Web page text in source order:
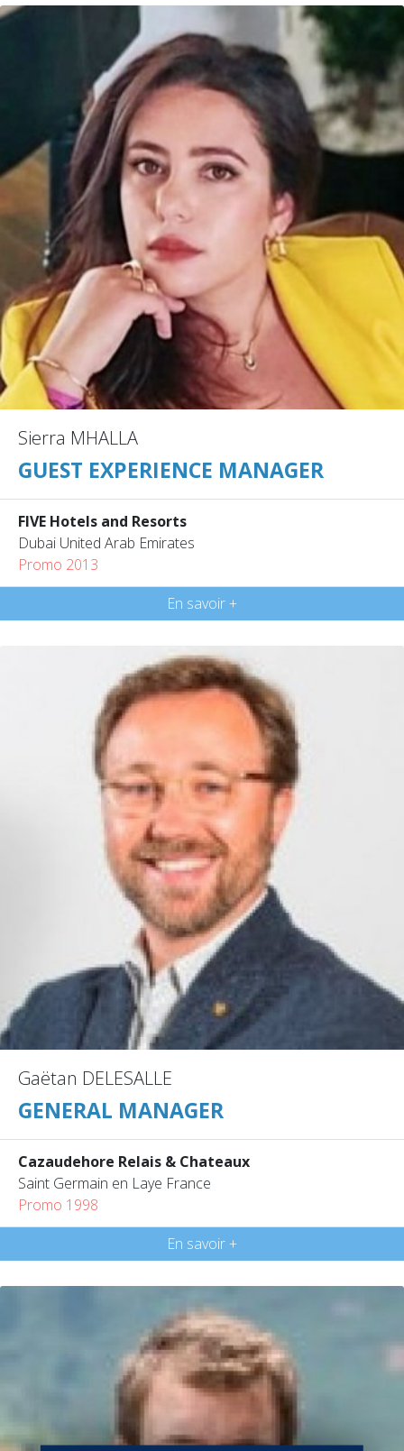
Sierra MHALLA
GUEST EXPERIENCE MANAGER
FIVE Hotels and Resorts
Dubai United Arab Emirates
Promo 2013
En savoir +
Gaëtan DELESALLE
GENERAL MANAGER
Cazaudehore Relais & Chateaux
Saint Germain en Laye France
Promo 1998
En savoir +